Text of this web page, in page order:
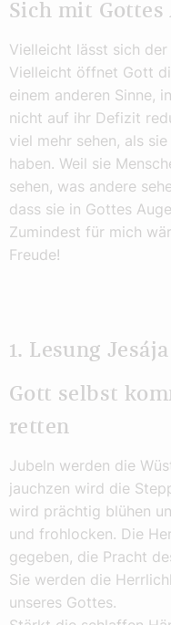
Sich mit Gottes
Vielleicht lässt sich
Vielleicht öffnet Gott
einem anderen Sinne,
nicht auf ihr Defizit
viel mehr sehen, als
haben. Weil sie
sehen, was andere
dass sie in Gottes
Zumindest für mich
Freude!
1. Lesung Jesája
Gott selbst
retten
Jubeln werden die
jauchzen wird die
wird prächtig blühen
und frohlocken. Die
gegeben, die Pracht
Sie werden die
unseres Gottes.